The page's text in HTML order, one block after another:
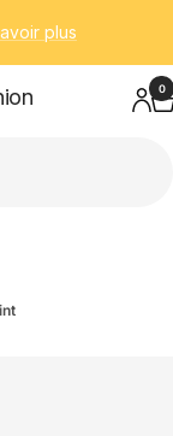
plus
0